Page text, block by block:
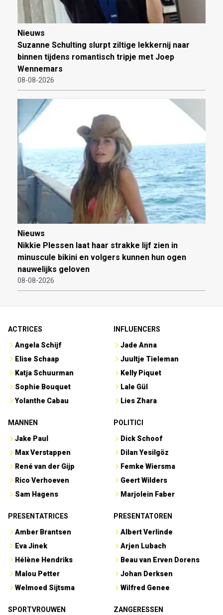
Nieuws
Suzanne Schulting slurpt ziltige lekkernij naar
binnen tijdens romantisch tripje met Joep
Wennemars
08-08-2026
Nieuws
Nikkie Plessen laat haar strakke lijf zien in
minuscule bikini en volgers kunnen hun ogen
nauwelijks geloven
08-08-2026
ACTRICES
Angela Schijf
Elise Schaap
Katja Schuurman
Sophie Bouquet
Yolanthe Cabau
INFLUENCERS
Jade Anna
Juultje Tieleman
Kelly Piquet
Lale Gül
Lies Zhara
MANNEN
Jake Paul
Max Verstappen
René van der Gijp
Rico Verhoeven
Sam Hagens
POLITICI
Dick Schoof
Dilan Yesilgöz
Femke Wiersma
Geert Wilders
Marjolein Faber
PRESENTATRICES
Amber Brantsen
Eva Jinek
Hélène Hendriks
Malou Petter
Welmoed Sijtsma
PRESENTATOREN
Albert Verlinde
Arjen Lubach
Beau van Erven Dorens
Johan Derksen
Wilfred Genee
SPORTVROUWEN ZANGERESSEN